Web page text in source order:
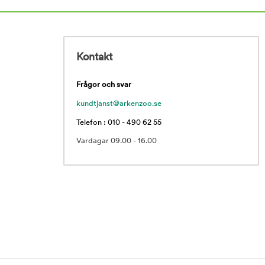
Kontakt
Frågor och svar
kundtjanst@arkenzoo.se
Telefon : 010 - 490 62 55
Vardagar 09.00 - 16.00